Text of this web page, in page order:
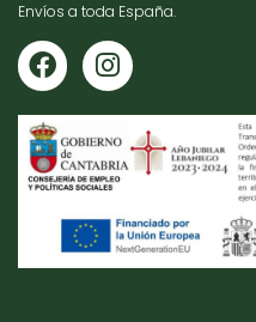
Envíos a toda España.